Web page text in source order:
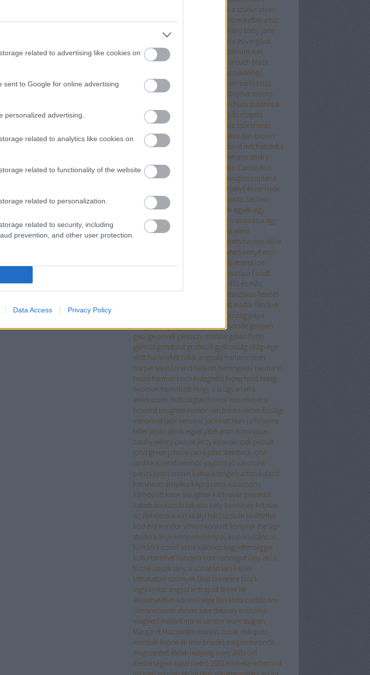
related to advertising like cookies on
sent to Google for online advertising
personalized advertising.
related to analytics like cookies on
related to functionality of the website
related to personalization.
related to security, including
prevention, and other user protection.
Data Access Privacy Policy
szerelemről és más démonokról a szürke ötven
árnyalataa tanya a tizenkettek a tűz
a vacsora a velencei sárkány baby jane
barbár állatok
beatrice és vergilius
benkő lászló
beszélnünk kell
kevinrőlbiff evangéliuma blake crouch blaze
búcsúkeringő
budapest
budapest noir caleb carr carlos ruiz
zafóncartaphilus
christopher moore
chuck hogan chuck palahniuk
cigányút
Címkék csak egy harapás csapda
csikóéveink
csillagainkban a hiba csúcshatás
cyberpunkdaniel keyes daniel silva dan brown
darázsgyár
david mitchell delta
dennis lehane dmitry
glukhovskydonald james Donato Carrisi don
winslowdoppler
douglas copland
dr jekyll és mr hyde
különös esete
Eduardo Sacheri
Edward Albee
egerek és emberek egyéb egy
gyerekegy pohárral egy polgár vallomásai egy
sziget lehetősége
éhezők viadala elemi
elizabeth haynes előre
elvis peeters ennyit erről
erdő erlend loe
európa f.scott
fahrenheit 451 és más
történetekfanatikus fantasztikusfeledés
festett madárfilm foer
gazdag papa
szegény papageneral pressgenocide geopen
george orwell gerlóczy márton gillian flynn
göncöl gondolat groteszk gyilkosság világvége
előtt halálraítélt halál angyala harlan coben
harper lee házirend helikon hemingway hermann
hesse herman koch hideglelés hideg hold hideg
nyomon hipnotizőr hogy ő is ugyanarra
emlékezzen holtodiglan horror Houellebecq
howard roughan humor iain banks idézet ifjúsági
immanuel jack kerouac jack ketchum jaffa janne
teller japán járok egyet játék jean dominique
bauby jeffery deaver jerzy kosinski jodi picoult
john green john le carré john steinbeck john
updike jövendőmondó joyland jó városunk
párizs justin cronin kafka a tengerparton kaland
kaméleon árnyéka káprázatok karácsony
kárhozott karin slaughter kártyavár összedől
katedrális kazuki takano kelly ken kesey két nap
az élet kezdők kín királyi hálószobák kísértettek
köd éve kondor vilmos konkrét könyvek the sign
studio könyv könyvmolyképző koporsótáncos
kortárs közöd? krimi különös kegyetlenséggel
kultúrtörténet kundera kurt vonnegut lány aki a
tűzzel játszik lány a vonaton lars kepler
láthatatlan szörnyek láva lawrence block
leghülyébb angyal lestrapált lelkek lét
elviselhetetlen könnyűsége libri linda castillo linn
ullmann lionel shriver luke delaney madárka
magvető malevil márai sándor marc dugain
Margaret Mazzantini markus zusak márquez
marsbéli krónikák max brooks megan miranda
megszentelt életek mélység menj állíts őrt!
mesterségem halál metró 2033 michelle richmond